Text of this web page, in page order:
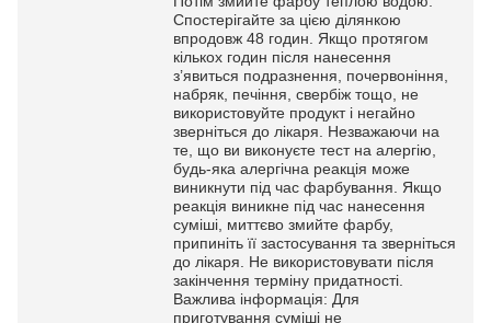
Спостерігайте за цією ділянкою
впродовж 48 годин. Якщо протягом
кількох годин після нанесення
з’явиться подразнення, почервоніння,
набряк, печіння, свербіж тощо, не
використовуйте продукт і негайно
зверніться до лікаря. Незважаючи на
те, що ви виконуєте тест на алергію,
будь-яка алергічна реакція може
виникнути під час фарбування. Якщо
реакція виникне під час нанесення
суміші, миттєво змийте фарбу,
припиніть її застосування та зверніться
до лікаря. Не використовувати після
закінчення терміну придатності.
Важлива інформація: Для
приготування суміші не